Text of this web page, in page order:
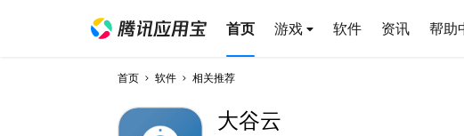
首页 游戏 软件 资讯 帮助
首页 软件 相关推荐
大谷云